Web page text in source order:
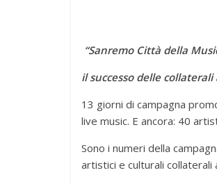
“Sanremo Città della
il successo delle
13 giorni di campagna
live music. E ancora: 40
Sono i numeri della
artistici e culturali collaterali